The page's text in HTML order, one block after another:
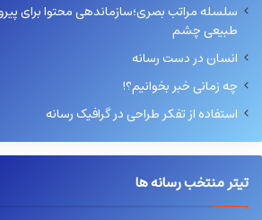
سلسله مراتب بصری؛سازماندهی محتوا برای
طبیعی چشم
انسان در دست رسانه
چه زمانی خبر بخوانیم؟!
استفاده از تفکر طراحی در گرافیک رسانه
تیتر منتخب رسانه ها